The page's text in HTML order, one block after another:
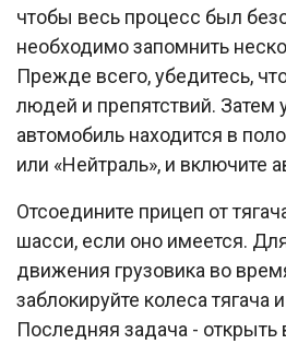
чтобы весь процесс был
необходимо запомнить
Прежде всего, убедитесь,
людей и препятствий. Затем
автомобиль находится в
или «Нейтраль», и включите
Отсоедините прицеп от
шасси, если оно имеется.
движения грузовика во
заблокируйте колеса тягача
Последняя задача - открыть